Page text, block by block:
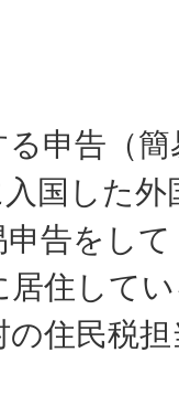
申告（
国した
告をし
住して
住民税